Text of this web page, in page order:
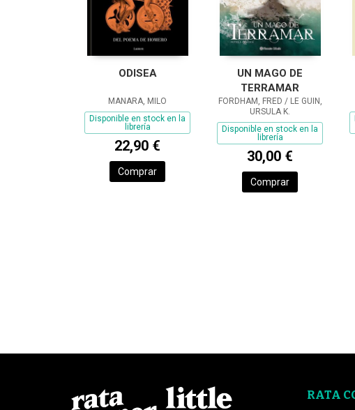
ODISEA
MANARA, MILO
Disponible en stock en la
librería
22,90 €
Comprar
UN MAGO DE
TERRAMAR
FORDHAM, FRED / LE GUIN,
URSULA K.
Disponible en stock en la
librería
30,00 €
Comprar
RATA